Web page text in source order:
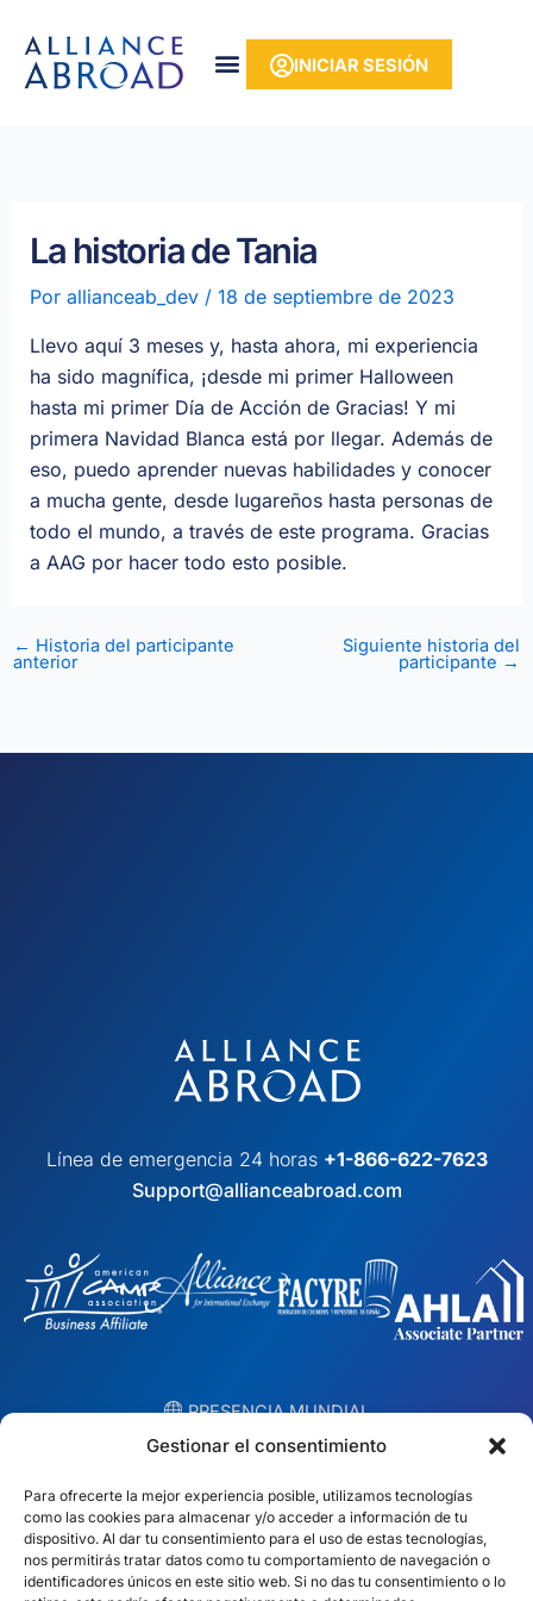
Gestionar el consentimiento
Para ofrecerte la mejor experiencia posible, utilizamos tecnologías
como las cookies para almacenar y/o acceder a información de tu
dispositivo. Al dar tu consentimiento para el uso de estas tecnologías,
nos permitirás tratar datos como tu comportamiento de navegación o
identificadores únicos en este sitio web. Si no das tu consentimiento o lo
contenido
INICIAR SESIÓN
La historia de Tania
Por allianceab_dev / 18 de septiembre de 2023
Llevo aquí 3 meses y, hasta ahora, mi experiencia
ha sido magnífica, ¡desde mi primer Halloween
hasta mi primer Día de Acción de Gracias! Y mi
primera Navidad Blanca está por llegar. Además de
eso, puedo aprender nuevas habilidades y conocer
a mucha gente, desde lugareños hasta personas de
todo el mundo, a través de este programa. Gracias
a AAG por hacer todo esto posible.
← Historia del participante
anterior
Siguiente historia del
participante →
Línea de emergencia 24 horas +1-866-622-7623
Support@allianceabroad.com
︎ PRESENCIA MUNDIAL
Equipos locales en 10 países
EE.UU.
Dubái
Irlanda
Polonia